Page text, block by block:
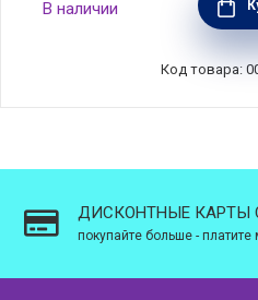
нержавеющая сталь,
В наличии
Код товара:
ДИСКОНТНЫЕ КАРТЫ
покупайте больше - платите